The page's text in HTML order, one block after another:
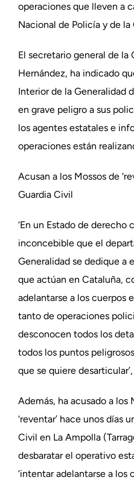
operaciones que lleven a
Nacional de Policía y de la
El secretario general de la
Hernández, ha indicado
Interior de la Generalidad
en grave peligro a sus
los agentes estatales e
operaciones están
Acusan a los Mossos de
Guardia Civil
‘En un Estado de derecho
inconcebible que el
Generalidad se dedique a
que actúan en Cataluña,
adelantarse a los cuerpos
tanto de operaciones
desconocen todos los
todos los puntos
que se quiere
Además, ha acusado a los
‘reventar’ hace unos días
Civil en La Ampolla
desbaratar el operativo
‘intentar adelantarse a los